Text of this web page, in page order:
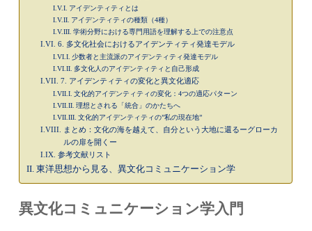
アイデンティティとは
アイデンティティの種類（4種）
学術分野における専門用語を理解する上での注意点
6. 多文化社会におけるアイデンティティ発達モデル
少数者と主流派のアイデンティティ発達モデル
多文化人のアイデンティティと自己形成
7. アイデンティティの変化と異文化適応
文化的アイデンティティの変化：4つの適応パターン
理想とされる「統合」のかたちへ
文化的アイデンティティの”私の現在地”
まとめ：文化の海を越えて、自分という大地に還るーグローカ
ルの扉を開くー
参考文献リスト
東洋思想から見る、異文化コミュニケーション学
異文化コミュニケーション学入門